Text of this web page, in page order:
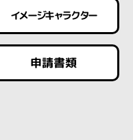
イメージキャラクター
申請書類